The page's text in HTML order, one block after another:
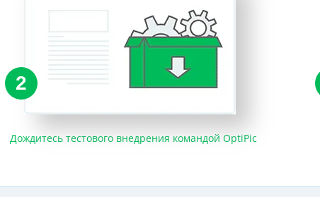
2
Дождитесь тестового внедрения командой OptiPic